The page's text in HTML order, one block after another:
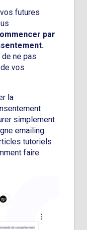
futures
par
ne pas
vos
la
simplement
emailing
tutoriels
faire.